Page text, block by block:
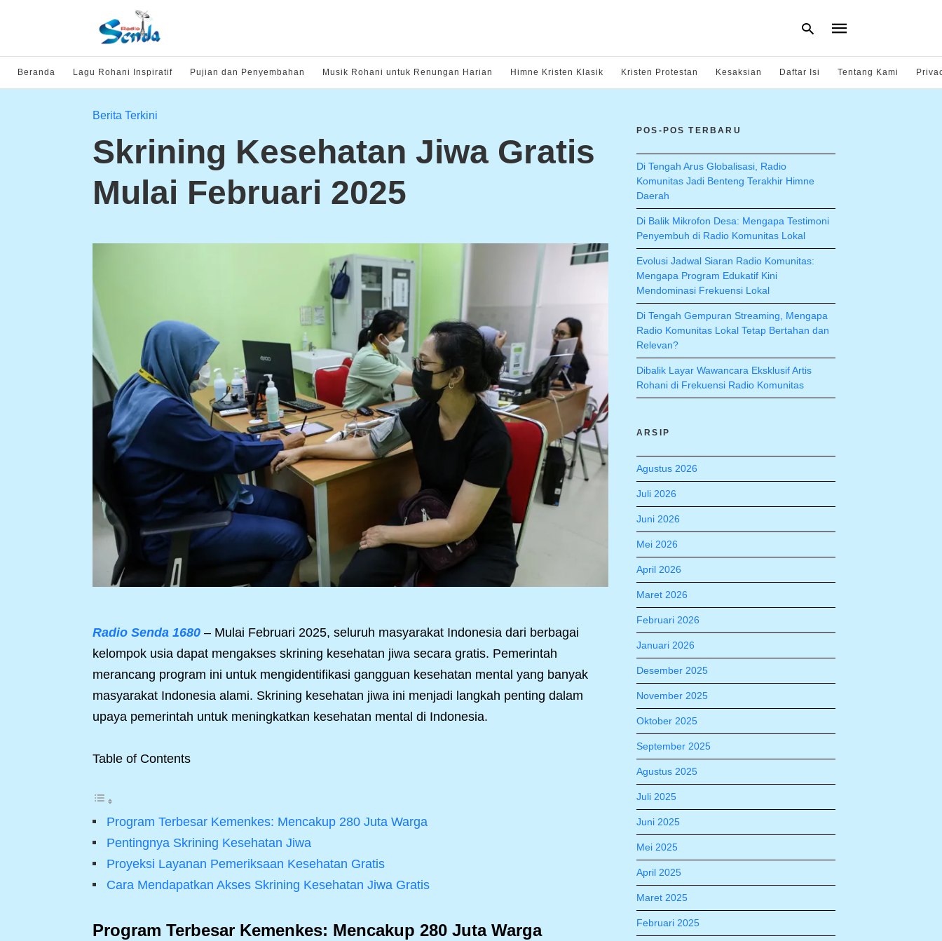
Beranda Lagu Rohani Inspiratif Pujian dan Penyembahan Musik Rohani untuk Renungan Harian Himne Kristen Klasik Kristen Protestan Kesaksian Daftar Isi Tentang Kami
Berita Terkini
Skrining Kesehatan Jiwa Gratis
Mulai Februari 2025
Radio Senda 1680 – Mulai Februari 2025, seluruh masyarakat Indonesia dari berbagai
kelompok usia dapat mengakses skrining kesehatan jiwa secara gratis. Pemerintah
merancang program ini untuk mengidentifikasi gangguan kesehatan mental yang banyak
masyarakat Indonesia alami. Skrining kesehatan jiwa ini menjadi langkah penting dalam
upaya pemerintah untuk meningkatkan kesehatan mental di Indonesia.
Table of Contents
Program Terbesar Kemenkes: Mencakup 280 Juta Warga
Pentingnya Skrining Kesehatan Jiwa
Proyeksi Layanan Pemeriksaan Kesehatan Gratis
Cara Mendapatkan Akses Skrining Kesehatan Jiwa Gratis
Program Terbesar Kemenkes: Mencakup 280 Juta Warga
POS-POS TERBARU
Di Tengah Arus Globalisasi, Radio
Komunitas Jadi Benteng Terakhir Himne
Daerah
Di Balik Mikrofon Desa: Mengapa Testimoni
Penyembuh di Radio Komunitas Lokal
Evolusi Jadwal Siaran Radio Komunitas:
Mengapa Program Edukatif Kini
Mendominasi Frekuensi Lokal
Di Tengah Gempuran Streaming, Mengapa
Radio Komunitas Lokal Tetap Bertahan dan
Relevan?
Dibalik Layar Wawancara Eksklusif Artis
Rohani di Frekuensi Radio Komunitas
ARSIP
Agustus 2026
Juli 2026
Juni 2026
Mei 2026
April 2026
Maret 2026
Februari 2026
Januari 2026
Desember 2025
November 2025
Oktober 2025
September 2025
Agustus 2025
Juli 2025
Juni 2025
Mei 2025
April 2025
Maret 2025
Februari 2025